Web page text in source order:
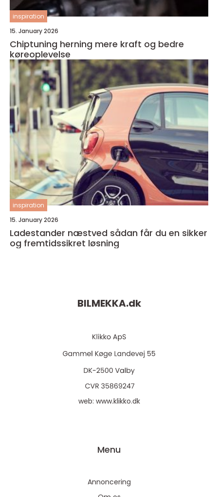
inspiration
15. January 2026
Chiptuning herning mere kraft og bedre
køreoplevelse
inspiration
15. January 2026
Ladestander næstved sådan får du en sikker
og fremtidssikret løsning
BILMEKKA.dk
web: www.klikko.dk
Menu
Annoncering